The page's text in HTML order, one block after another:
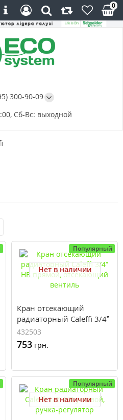
300-90-09
Сб-Вс: выходной
0
Популярный
Нет в наличии
Кран отсекающий
радиаторный Caleffi 3/4”
HВ прямой, отсекающий
вентиль
432503
753 грн.
Популярный
Нет в наличии